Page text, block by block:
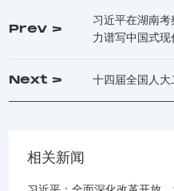
Prev >
习近平在湖南
力谱写中国式
Next > 十四届全国人大
相关新闻